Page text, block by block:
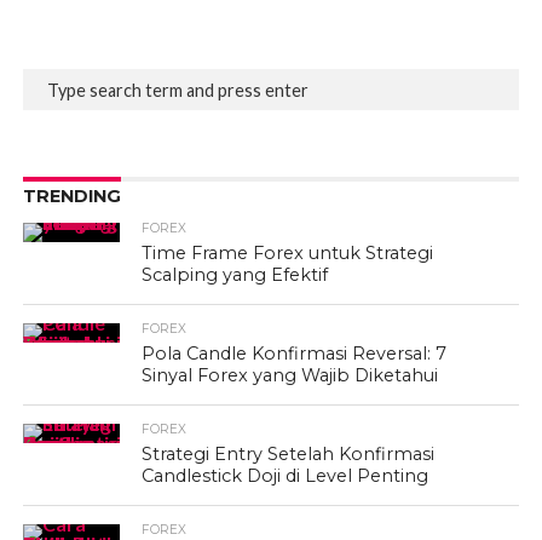
TRENDING
FOREX
Time Frame Forex untuk Strategi
Scalping yang Efektif
FOREX
Pola Candle Konfirmasi Reversal: 7
Sinyal Forex yang Wajib Diketahui
FOREX
Strategi Entry Setelah Konfirmasi
Candlestick Doji di Level Penting
FOREX